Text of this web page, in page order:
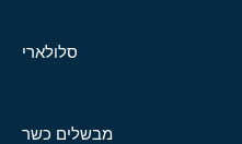
סלולארי
מבשלים כשר